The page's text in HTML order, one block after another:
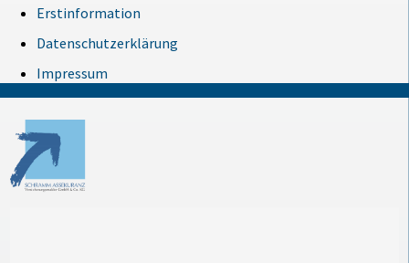
Erstinformation
Datenschutzerklärung
Impressum